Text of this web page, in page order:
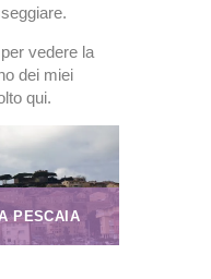
vedere la
dei miei
qui.
PESCAIA